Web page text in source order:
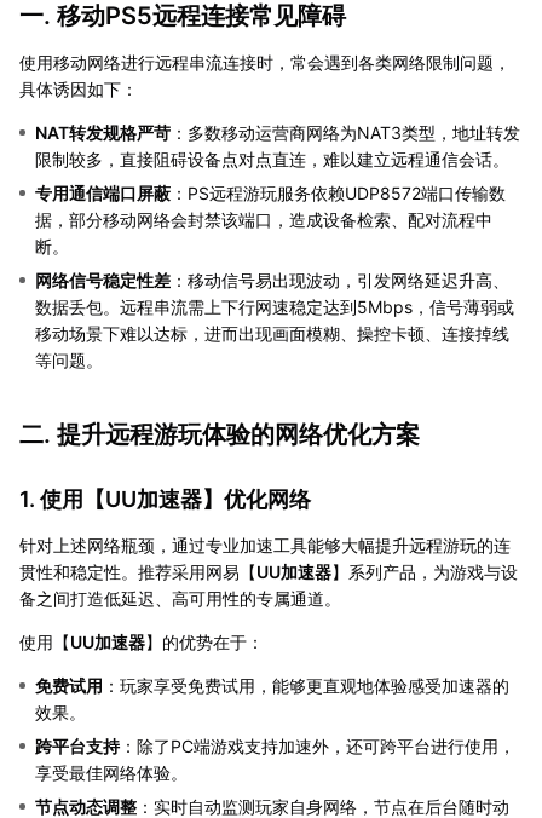
一. 移动PS5远程连接常见障碍
使用移动网络进行远程串流连接时，常会遇到各类网络限制问题，
具体诱因如下：
NAT转发规格严苛 ：多数移动运营商网络为NAT3类型，地址转发
限制较多，直接阻碍设备点对点直连，难以建立远程通信会话。
专用通信端口屏蔽 ：PS远程游玩服务依赖UDP8572端口传输数
据，部分移动网络会封禁该端口，造成设备检索、配对流程中
断。
网络信号稳定性差 ：移动信号易出现波动，引发网络延迟升高、
数据丢包。远程串流需上下行网速稳定达到5Mbps，信号薄弱或
移动场景下难以达标，进而出现画面模糊、操控卡顿、连接掉线
等问题。
二. 提升远程游玩体验的网络优化方案
1. 使用【UU加速器】优化网络
针对上述网络瓶颈，通过专业加速工具能够大幅提升远程游玩的连
贯性和稳定性。推荐采用网易【UU加速器】系列产品，为游戏与设
备之间打造低延迟、高可用性的专属通道。
使用【UU加速器】的优势在于：
免费试用 ：玩家享受免费试用，能够更直观地体验感受加速器的
效果。
跨平台支持：除了PC端游戏支持加速外，还可跨平台进行使用，
享受最佳网络体验。
节点动态调整 ：实时自动监测玩家自身网络，节点在后台随时动